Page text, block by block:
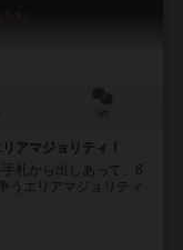
5.9
アマジョリティ！
札から出しあって、6
うエリアマジョリティ